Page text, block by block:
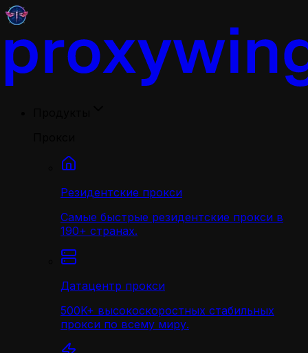
Резидентские прокси
Самые быстрые резидентские прокси в
190+ странах.
Датацентр прокси
500K+ высокоскоростных стабильных
прокси по всему миру.